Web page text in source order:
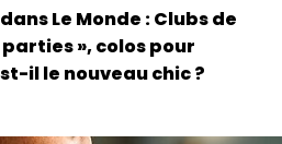
Le Monde : Clubs de
», colos pour
il le nouveau chic ?